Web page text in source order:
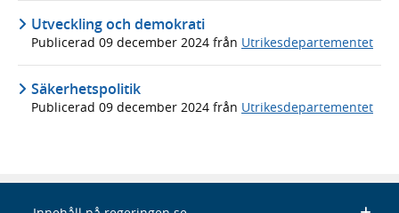
Utveckling och demokrati
Publicerad 09 december 2024 från Utrikesdepartementet
Säkerhetspolitik
Publicerad 09 december 2024 från Utrikesdepartementet